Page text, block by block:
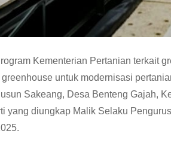
Kementerian Pertanian terkait
untuk modernisasi
Sakeang, Desa Benteng Gajah,
yang diungkap Malik Selaku